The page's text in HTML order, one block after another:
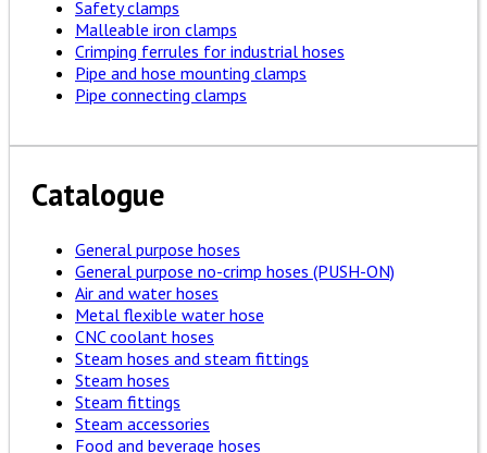
Safety clamps
Malleable iron clamps
Crimping ferrules for industrial hoses
Pipe and hose mounting clamps
Pipe connecting clamps
Catalogue
General purpose hoses
General purpose no-crimp hoses (PUSH-ON)
Air and water hoses
Metal flexible water hose
CNC coolant hoses
Steam hoses and steam fittings
Steam hoses
Steam fittings
Steam accessories
Food and beverage hoses